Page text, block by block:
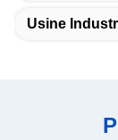
Usine